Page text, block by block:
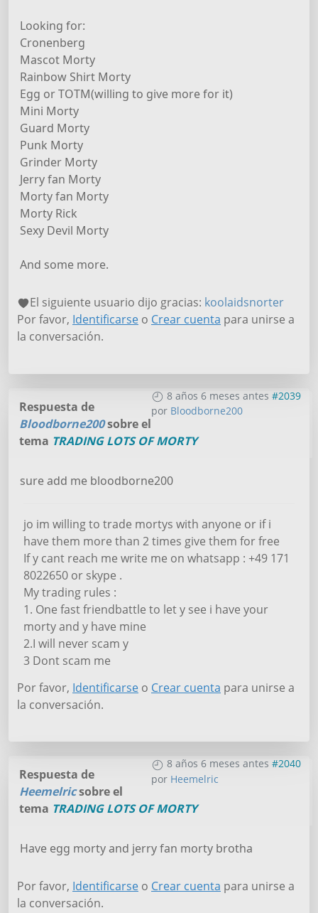
Looking for:
Cronenberg
Mascot Morty
Rainbow Shirt Morty
Egg or TOTM(willing to give more for it)
Mini Morty
Guard Morty
Punk Morty
Grinder Morty
Jerry fan Morty
Morty fan Morty
Morty Rick
Sexy Devil Morty
And some more.
El siguiente usuario dijo gracias: koolaidsnorter
Por favor, Identificarse o Crear cuenta para unirse a
la conversación.
8 años 6 meses antes #2039
por Bloodborne200
Respuesta de
Bloodborne200sobre el
tema TRADING LOTS OF MORTY
sure add me bloodborne200
jo im willing to trade mortys with anyone or if i
have them more than 2 times give them for free
If y cant reach me write me on whatsapp : +49 171
8022650 or skype .
My trading rules :
1. One fast friendbattle to let y see i have your
morty and y have mine
2.I will never scam y
3 Dont scam me
Por favor, Identificarse o Crear cuenta para unirse a
la conversación.
8 años 6 meses antes #2040
por Heemelric
Respuesta de
Heemelricsobre el
tema TRADING LOTS OF MORTY
Have egg morty and jerry fan morty brotha
Por favor, Identificarse o Crear cuenta para unirse a
la conversación.